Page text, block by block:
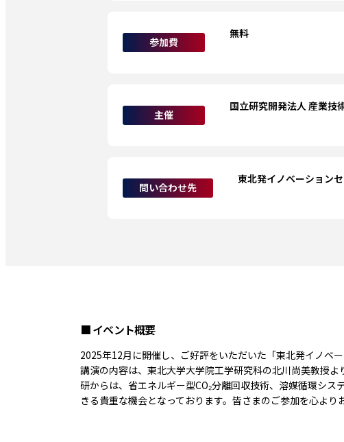
参加費
無料
主催
国立研究開発法人 産業技
問い合わせ先
東北発イノベーション
■ イベント概要
2025年12月に開催し、ご好評をいただいた「東北発イノベ
講演の内容は、東北大学大学院工学研究科の北川尚美教授
研からは、省エネルギー型CO₂分離回収技術、溶媒循環シ
きる貴重な機会となっております。皆さまのご参加を心より